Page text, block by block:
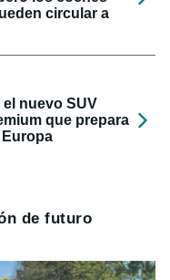
circular a
nuevo SUV
que prepara
de futuro